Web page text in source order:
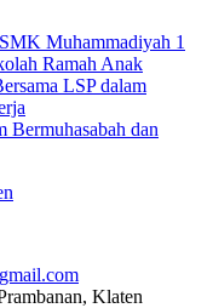
Muhammadiyah 1
Ramah Anak
LSP dalam
Bermuhasabah dan
Klaten